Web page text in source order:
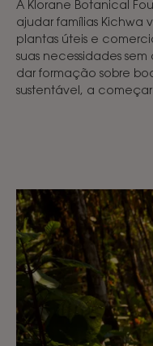
A Klorane Botanical
ajudar famílias Kichwa
plantas úteis e
suas necessidades
dar formação sobre
sustentável, a